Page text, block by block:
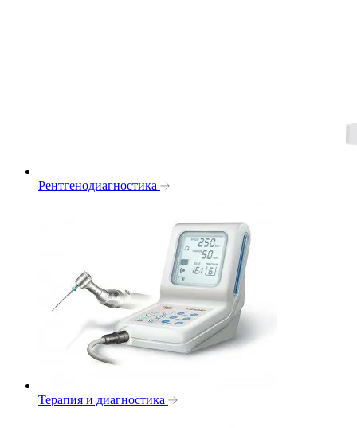
Рентгенодиагностика
Терапия и диагностика